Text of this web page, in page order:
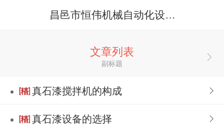
昌邑市恒伟机械自动化设备有限公司
文章列表
副标题
真石漆搅拌机的构成
真石漆设备的选择